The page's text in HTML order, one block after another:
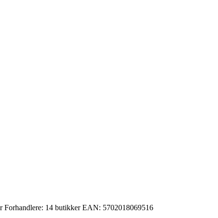
Forhandlere: 14 butikker EAN: 5702018069516